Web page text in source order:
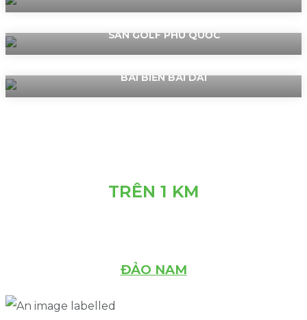
SÂN GOLF PHÚ QUỐC
BÃI BIỂN BÃI DÀI
TRÊN 1 KM
ĐẢO NAM